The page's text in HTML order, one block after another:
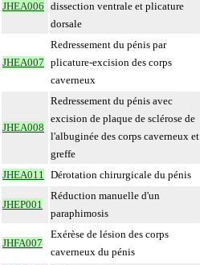
JHEA006 dissection ventrale et plicature
dorsale
JHEA007
Redressement du pénis par
plicature-excision des corps
caverneux
JHEA008
Redressement du pénis avec
excision de plaque de sclérose de
l'albuginée des corps caverneux et
greffe
JHEA011 Dérotation chirurgicale du pénis
JHEP001
Réduction manuelle d'un
paraphimosis
JHFA007
Exérèse de lésion des corps
caverneux du pénis